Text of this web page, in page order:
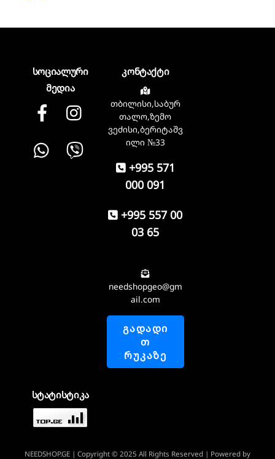
სოციალური
მედია
Facebook instagram
Whatsapp
კონტაქტი
თბილისი,საბურ
თალო,ზემო
ვეძისი,ბერიტაშვ
ილი №33
+995 571
000 091
+995 557 00
03 65
needshopgeo@gm
ail.com
ᲒᲐᲓᲐᲓᲘ
Თ
ᲠᲣᲙᲐᲖᲔ
სტატისტიკა
NEEDSHOP.GE | Copyright © 2025 All Rights Reserved | Powered by